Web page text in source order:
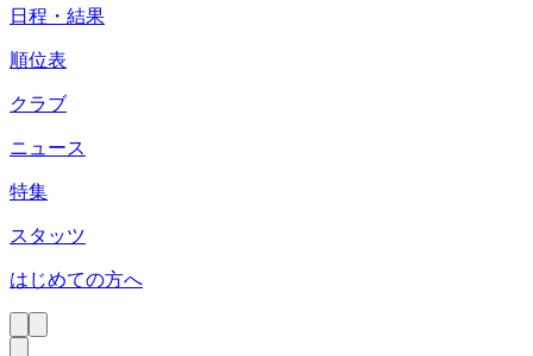
日程・結果
順位表
クラブ
ニュース
特集
スタッツ
はじめての方へ